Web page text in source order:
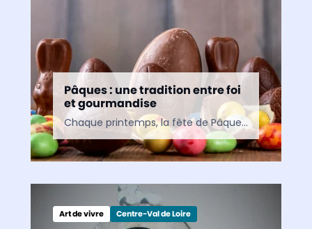
Pâques : une tradition entre foi
et gourmandise
Chaque printemps, la fête de Pâques rassemble croyants et familles autour de traditions à la fois religieuses et populaires. Entre symboles ancestraux, plaisirs gourmands et célébrations culturelles, cette fête continue…
Art de vivre Centre-Val de Loire